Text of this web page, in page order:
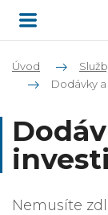
Úvod
Dodávky
Nemusíte